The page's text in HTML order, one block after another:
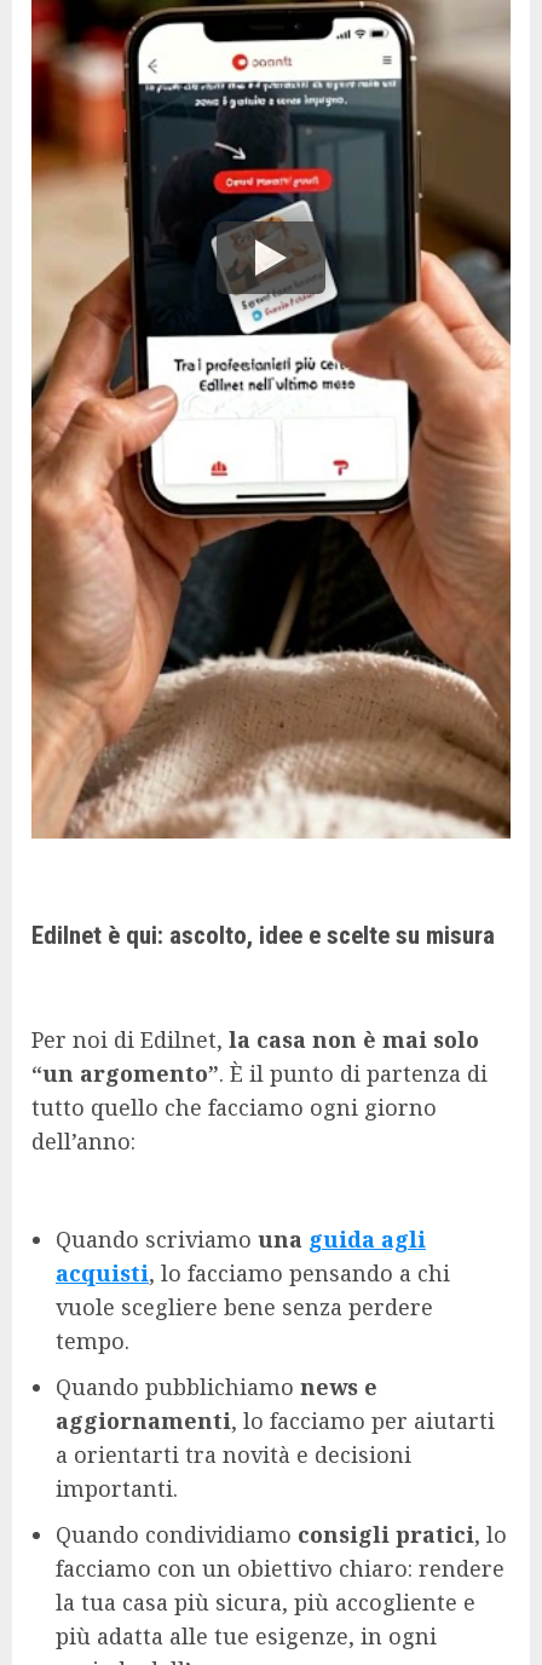
Edilnet è qui: ascolto, idee e scelte su misura
Per noi di Edilnet, la casa non è mai solo
“un argomento”. È il punto di partenza di
tutto quello che facciamo ogni giorno
dell’anno:
Quando scriviamo una guida agli
acquisti, lo facciamo pensando a chi
vuole scegliere bene senza perdere
tempo.
Quando pubblichiamo news e
aggiornamenti, lo facciamo per aiutarti
a orientarti tra novità e decisioni
importanti.
Quando condividiamo consigli pratici, lo
facciamo con un obiettivo chiaro: rendere
la tua casa più sicura, più accogliente e
più adatta alle tue esigenze, in ogni